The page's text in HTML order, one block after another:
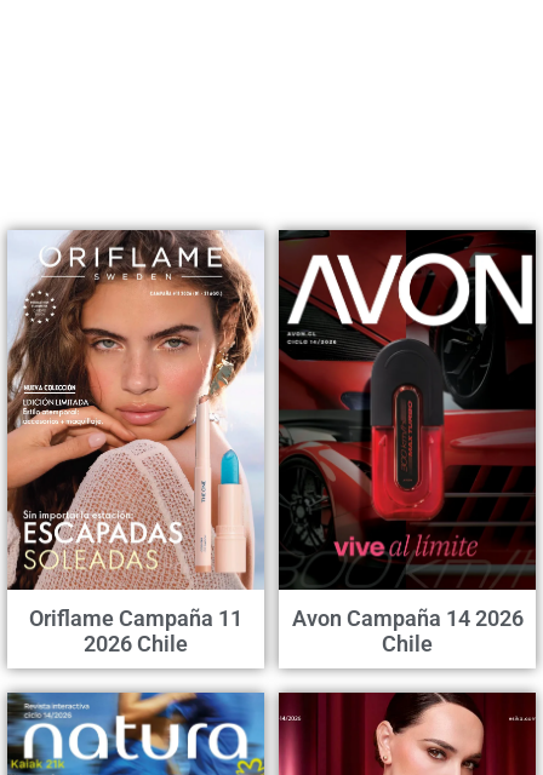
Oriflame Campaña 11
2026 Chile
Avon Campaña 14 2026
Chile